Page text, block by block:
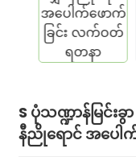
S ပုံသဏ္ဍာန်မြင်းခွ
နီညိုရောင် အပေါ